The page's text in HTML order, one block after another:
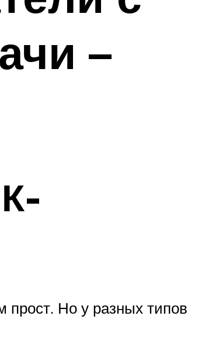
–
прост. Но у разных типов